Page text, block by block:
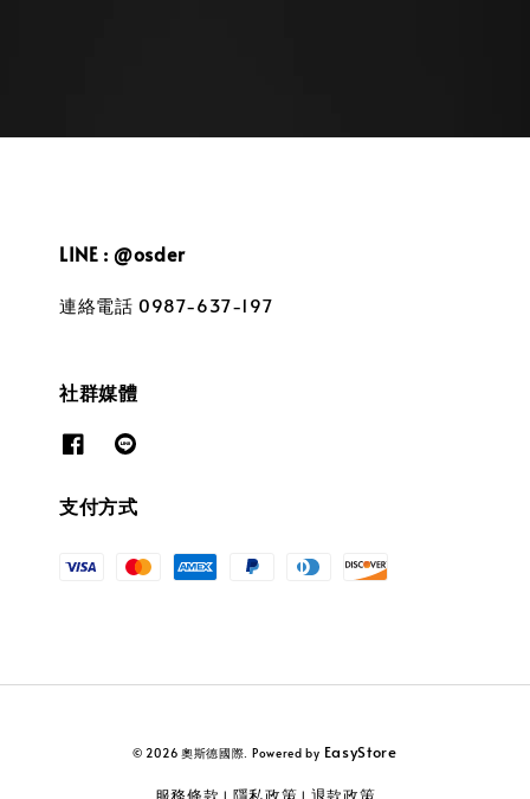
LINE : @osder
連絡電話 0987-637-197
社群媒體
支付方式
© 2026 奧斯德國際. Powered by EasyStore